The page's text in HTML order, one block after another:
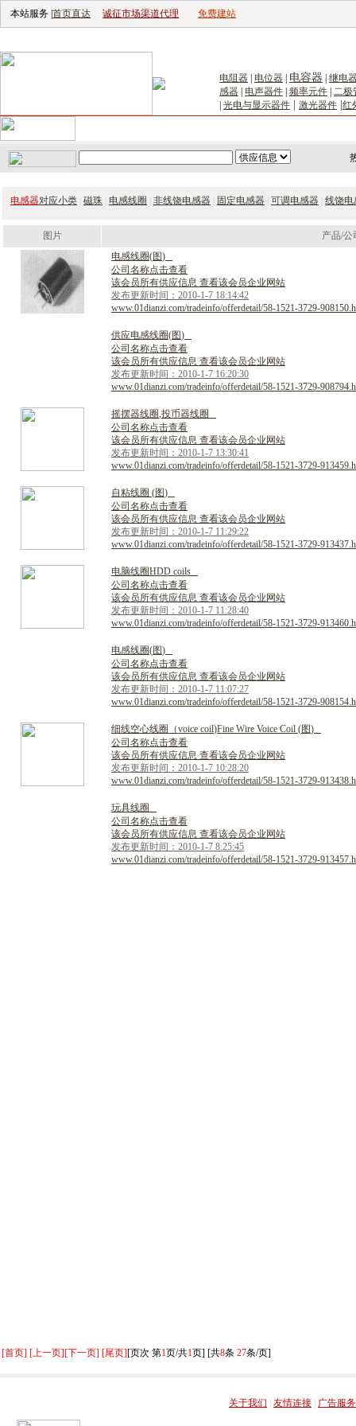
本站服务 | 首页直达 诚征市场渠道代理 免费建站
电阻器 电位器 电容器
继电
感器
电声器件 频率元件 二极
光电与显示器件 激光器件 红
电感器对应小类 磁珠 电感线圈 非线饶电感器 固定电感器 可调电感器 线饶电
图片
产品/公
电感线圈(图)
公司名称点击查看
该会员所有供应信息 查看该会员企业网站
发布更新时间：2010-1-7 18:14:42
www.01dianzi.com/tradeinfo/offerdetail/58-1521-3729-
供应电感线圈(图)
公司名称点击查看
该会员所有供应信息 查看该会员企业网站
发布更新时间：2010-1-7 16:20:30
www.01dianzi.com/tradeinfo/offerdetail/58-1521-3729-
摇摆器线圈,投币器线圈
公司名称点击查看
该会员所有供应信息 查看该会员企业网站
发布更新时间：2010-1-7 13:30:41
www.01dianzi.com/tradeinfo/offerdetail/58-1521-3729-
自粘线圈 (图)
公司名称点击查看
该会员所有供应信息 查看该会员企业网站
发布更新时间：2010-1-7 11:29:22
www.01dianzi.com/tradeinfo/offerdetail/58-1521-3729-
电脑线圈HDD coils
公司名称点击查看
该会员所有供应信息 查看该会员企业网站
发布更新时间：2010-1-7 11:28:40
www.01dianzi.com/tradeinfo/offerdetail/58-1521-3729-
电感线圈(图)
公司名称点击查看
该会员所有供应信息 查看该会员企业网站
发布更新时间：2010-1-7 11:07:27
www.01dianzi.com/tradeinfo/offerdetail/58-1521-3729-
细线空心线圈 （voice coil)Fine Wire Voice Coil (图)
公司名称点击查看
该会员所有供应信息 查看该会员企业网站
发布更新时间：2010-1-7 10:28:20
www.01dianzi.com/tradeinfo/offerdetail/58-1521-3729-
玩具线圈
公司名称点击查看
该会员所有供应信息 查看该会员企业网站
发布更新时间：2010-1-7 8:25:45
www.01dianzi.com/tradeinfo/offerdetail/58-1521-3729-
[首页] [上一页][下一页] [尾页][页次 第1页/共1页] [共8条 27条/页]
关于我们 友情连接 广告服务